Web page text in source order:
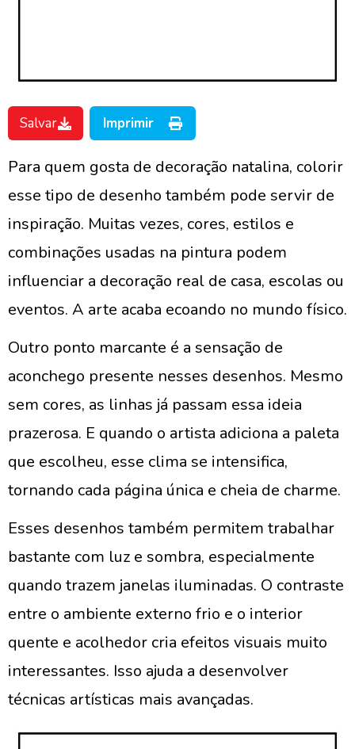
Salvar Imprimir
Para quem gosta de decoração natalina, colorir
esse tipo de desenho também pode servir de
inspiração. Muitas vezes, cores, estilos e
combinações usadas na pintura podem
influenciar a decoração real de casa, escolas ou
eventos. A arte acaba ecoando no mundo físico.
Outro ponto marcante é a sensação de
aconchego presente nesses desenhos. Mesmo
sem cores, as linhas já passam essa ideia
prazerosa. E quando o artista adiciona a paleta
que escolheu, esse clima se intensifica,
tornando cada página única e cheia de charme.
Esses desenhos também permitem trabalhar
bastante com luz e sombra, especialmente
quando trazem janelas iluminadas. O contraste
entre o ambiente externo frio e o interior
quente e acolhedor cria efeitos visuais muito
interessantes. Isso ajuda a desenvolver
técnicas artísticas mais avançadas.